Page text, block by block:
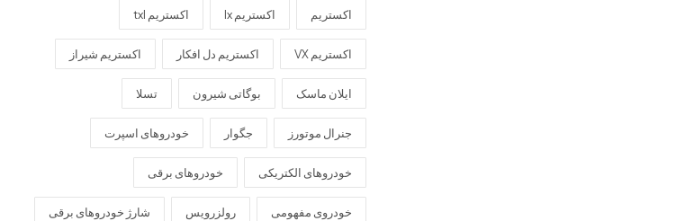
اکستریم اکستریم lx اکستریم txl
اکستریم VX اکستریم دل افکار اکستریم شیراز
ایلان ماسک بوگاتی شیرون تسلا
جنرال موتورز جگوار خودروهای اسپرت
خودروهای الکتریکی خودروهای برقی
خودروی مفهومی رولزرویس شارژ خودروهای برقی